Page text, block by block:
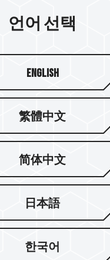
트 설루션으
질 제공
PS5027-E27T 컨
를 제어하고 3D TLC
잠금식 호스트 설루
인 SSD 품질을 제공합니
언어 선택
English
繁體中文
简体中文
日本語
한국어